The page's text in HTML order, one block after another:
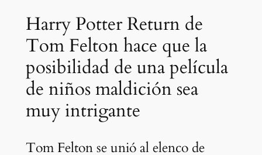
Harry Potter Return de
Tom Felton hace que la
posibilidad de una película
de niños maldición sea
muy intrigante
Tom Felton se unió al elenco de